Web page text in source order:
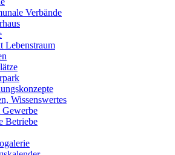
Verbände
Lebenstraum
Wissenswertes
Betriebe